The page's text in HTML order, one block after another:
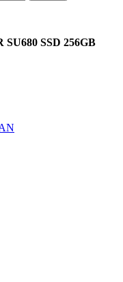
SSD 256GB